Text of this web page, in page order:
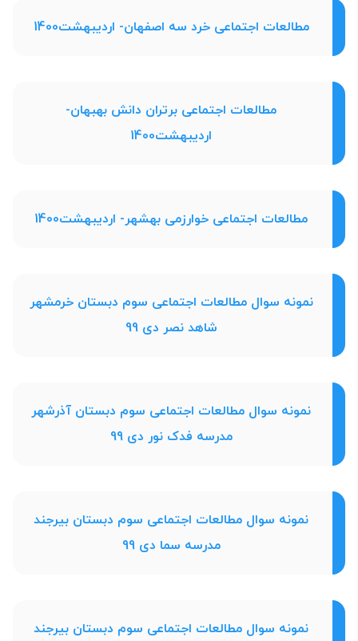
مطالعات اجتماعی خرد سه اصفهان- اردیبهشت1400
مطالعات اجتماعی برتران دانش بهبهان-
اردیبهشت1400
مطالعات اجتماعی خوارزمی بهشهر- اردیبهشت1400
نمونه سوال مطالعات اجتماعی سوم دبستان خرمشهر
شاهد نصر دی 99
نمونه سوال مطالعات اجتماعی سوم دبستان آذرشهر
مدرسه فدک نور دی 99
نمونه سوال مطالعات اجتماعی سوم دبستان بیرجند
مدرسه سما دی 99
نمونه سوال مطالعات اجتماعی سوم دبستان بیرجند